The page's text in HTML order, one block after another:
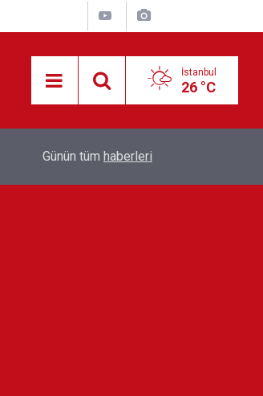
İstanbul
26 °C
kontrol edecek
Günün tüm haberleri